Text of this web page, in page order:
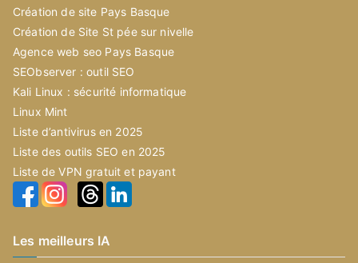
Création de site Pays Basque
Création de Site St pée sur nivelle
Agence web seo Pays Basque
SEObserver : outil SEO
Kali Linux : sécurité informatique
Linux Mint
Liste d’antivirus en 2025
Liste des outils SEO en 2025
Liste de VPN gratuit et payant
Les meilleurs IA